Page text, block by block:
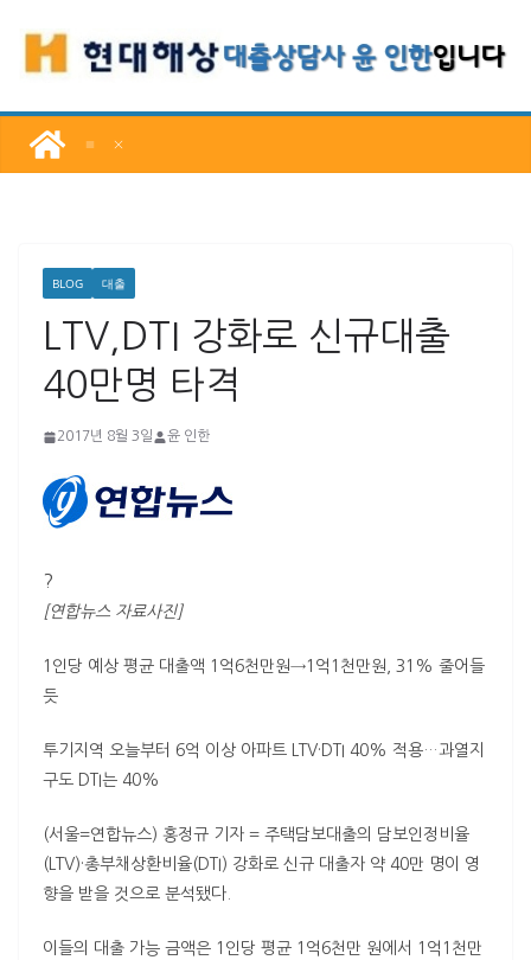
로
너
BLOG 대출
LTV,DTI 강화로 신규대출
40만명 타격
2017년 8월 3일 윤 인한
?
[연합뉴스 자료사진]
1인당 예상 평균 대출액 1억6천만원→1억1천만원, 31% 줄어들
듯
투기지역 오늘부터 6억 이상 아파트 LTV· DTI 40% 적용…과열지
구도
DTI는 40%
(서울=연합뉴스) 홍정규 기자 = 주택담보대출의 담보인정비율
( LTV)·총부채상환비율( DTI ) 강화로 신규 대출자 약 40만 명이 영
향을 받을 것으로 분석됐다.
이들의 대출 가능 금액은 1인당 평균 1억6천만 원에서 1억1천만